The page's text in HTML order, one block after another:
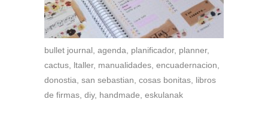
bullet journal, agenda, planificador, planner,
cactus, ltaller, manualidades, encuadernacion,
donostia, san sebastian, cosas bonitas, libros
de firmas, diy, handmade, eskulanak